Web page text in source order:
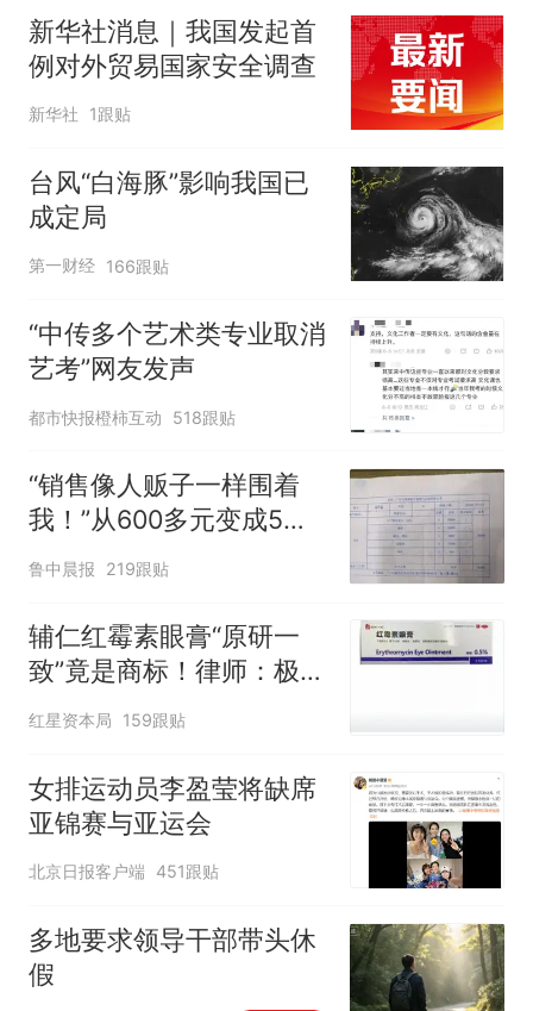
味道很好
新华社消息｜我国发起首
例对外贸易国家安全调查
新华社 1跟贴
台风“白海豚”影响我国已
成定局
第一财经 166跟贴
“中传多个艺术类专业取消
艺考”网友发声
都市快报橙柿互动 518跟贴
“销售像人贩子一样围着
我！”从600多元变成5万
元，57岁保洁阿姨做医美
糊
鲁中晨报 219跟贴
辅仁红霉素眼膏“原研一
致”竟是商标！律师：极易
误导消费者，不妥
红星资本局 159跟贴
女排运动员李盈莹将缺席
亚锦赛与亚运会
北京日报客户端 451跟贴
多地要求领导干部带头休
假